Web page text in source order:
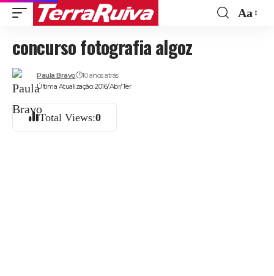
Aa
concurso fotografia algoz
Última Atualização: 2016/Abr/Ter
Paula Bravo 10 anos atrás
Total Views:0